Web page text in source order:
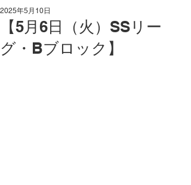
【5月6日（火）SSリー
グ・Bブロック】
2025年5月10日